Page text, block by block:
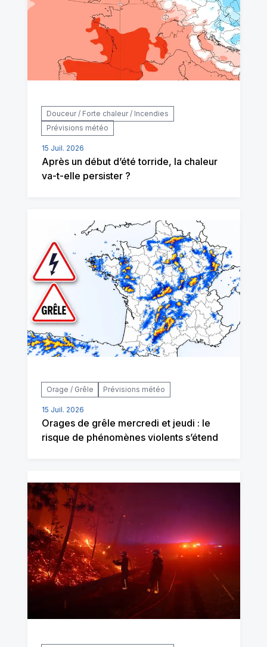
Douceur / Forte chaleur / Incendies
Prévisions météo
15 Juil. 2026
Après un début d’été torride, la chaleur
va-t-elle persister ?
Orage / Grêle Prévisions météo
15 Juil. 2026
Orages de grêle mercredi et jeudi : le
risque de phénomènes violents s’étend